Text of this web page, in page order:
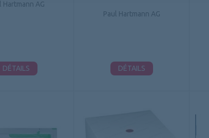
Hartmann AG
DÉTAILS
Paul Hartmann AG
DÉTAILS